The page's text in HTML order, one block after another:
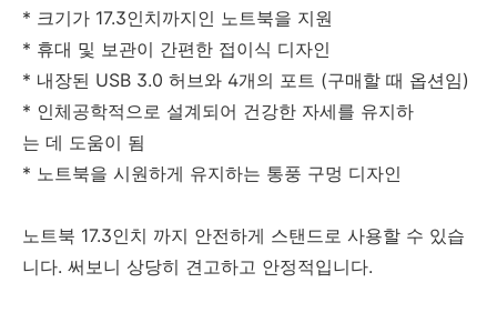
* 크기가 17.3인치까지인 노트북을 지원
* 휴대 및 보관이 간편한 접이식 디자인
* 내장된 USB 3.0 허브와 4개의 포트 (구매할 때 옵션임)
* 인체공학적으로 설계되어 건강한 자세를 유지하
는 데 도움이 됨
* 노트북을 시원하게 유지하는 통풍 구멍 디자인
노트북 17.3인치 까지 안전하게 스탠드로 사용할 수 있습
니다. 써보니 상당히 견고하고 안정적입니다.